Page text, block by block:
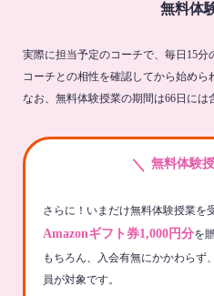
無料体
実際に担当予定のコーチで、毎日15分
コーチとの相性を確認してから始めら
なお、無料体験授業の期間は66日には
＼ 無料体験
さらに！いまだけ無料体験授業を
Amazonギフト券1,000円分を
もちろん、入会有無にかかわらず
員が対象です。